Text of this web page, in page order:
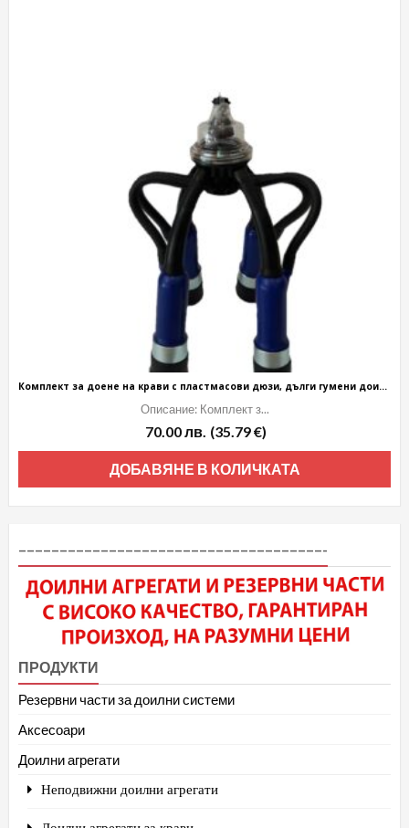
Комплект за доене на крави с пластмасови дюзи, дълги гумени доилни чорапи
Описание: Комплект з...
70.00лв. (35.79 €)
ДОБАВЯНЕ В КОЛИЧКАТА
–––––––––––––––––––––––––––––––––––––-
ПРОДУКТИ
Резервни части за доилни системи
Аксесоари
Доилни агрегати
Неподвижни доилни агрегати